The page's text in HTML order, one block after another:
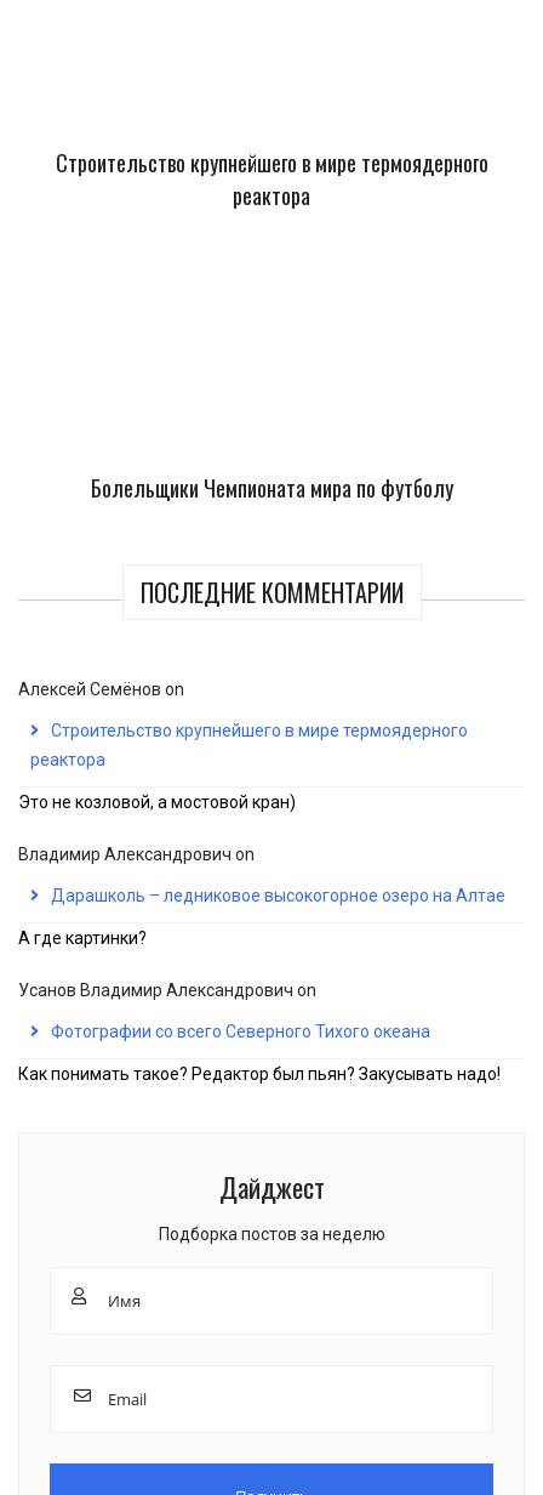
Строительство крупнейшего в мире термоядерного
реактора
Болельщики Чемпионата мира по футболу
ПОСЛЕДНИЕ КОММЕНТАРИИ
Алексей Семёнов on
Строительство крупнейшего в мире термоядерного
реактора
Это не козловой, а мостовой кран)
Владимир Александрович on
Дарашколь – ледниковое высокогорное озеро на Алтае
А где картинки?
Усанов Владимир Александрович on
Фотографии со всего Северного Тихого океана
Как понимать такое? Редактор был пьян? Закусывать надо!
Дайджест
Подборка постов за неделю